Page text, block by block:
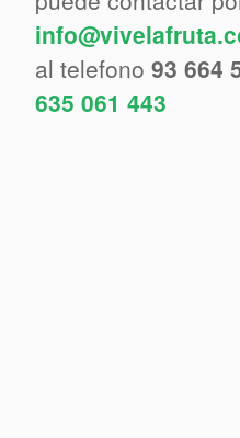
al telefono 93 664
635 061 443